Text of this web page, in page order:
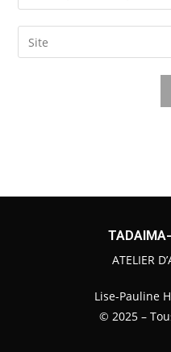
ATELIER
Lise-Pauline
© 2025 –